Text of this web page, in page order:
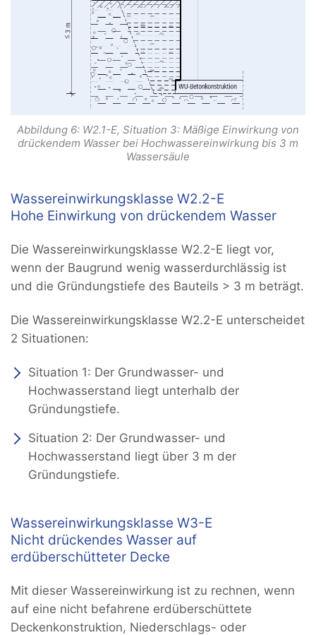
Abbildung 6: W2.1-E, Situation 3: Mäßige Einwirkung von
drückendem Wasser bei Hochwassereinwirkung bis 3 m
Wassersäule
Wassereinwirkungsklasse W2.2-E
Hohe Einwirkung von drückendem Wasser
Die Wassereinwirkungsklasse W2.2-E liegt vor,
wenn der Baugrund wenig wasserdurchlässig ist
und die Gründungstiefe des Bauteils > 3 m beträgt.
Die Wassereinwirkungsklasse W2.2-E unterscheidet
2 Situationen:
Situation 1: Der Grundwasser- und
Hochwasserstand liegt unterhalb der
Gründungstiefe.
Situation 2: Der Grundwasser- und
Hochwasserstand liegt über 3 m der
Gründungstiefe.
Wassereinwirkungsklasse W3-E
Nicht drückendes Wasser auf
erdüberschütteter Decke
Mit dieser Wassereinwirkung ist zu rechnen, wenn
auf eine nicht befahrene erdüberschüttete
Deckenkonstruktion, Niederschlags- oder